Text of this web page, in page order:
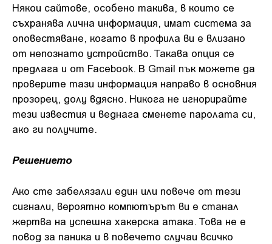
Някои сайтове, особено такива, в които се
съхранява лична информация, имат система за
оповестяване, когато в профила ви е влизано
от непознато устройство. Такава опция се
предлага и от Facebook. В Gmail пък можете да
проверите тази информация направо в основния
прозорец, долу вдясно. Никога не игнорирайте
тези известия и веднага сменете паролата си,
ако ги получите.
Решението
Ако сте забелязали един или повече от тези
сигнали, вероятно компютърът ви е станал
жертва на успешна хакерска атака. Това не е
повод за паника и в повечето случаи всичко